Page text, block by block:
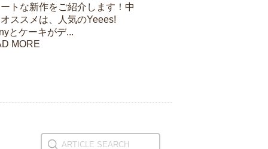
トな新作をご紹介します！中
ススメは、人気のYeees!
とケーキがデ...
MORE